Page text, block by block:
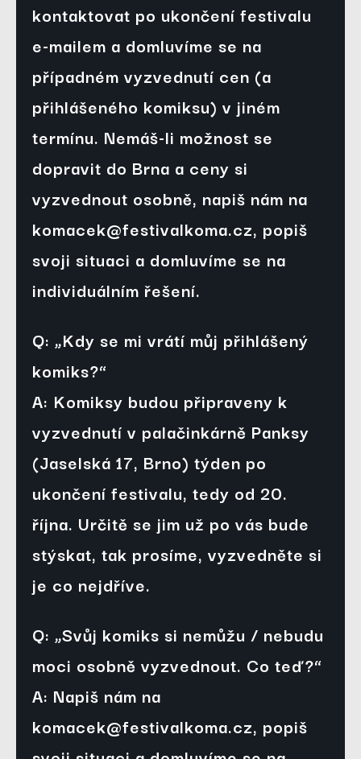
kontaktovat po ukončení festivalu
e-mailem a domluvíme se na
případném vyzvednutí cen (a
přihlášeného komiksu) v jiném
termínu. Nemáš-li možnost se
dopravit do Brna a ceny si
vyzvednout osobně, napiš nám na
komacek@festivalkoma.cz, popiš
svoji situaci a domluvíme se na
individuálním řešení.
Q: „Kdy se mi vrátí můj přihlášený
komiks?“
A: Komiksy budou připraveny k
vyzvednutí v palačinkárně Panksy
(Jaselská 17, Brno) týden po
ukončení festivalu, tedy od 20.
října. Určitě se jim už po vás bude
stýskat, tak prosíme, vyzvedněte si
je co nejdříve.
Q: „Svůj komiks si nemůžu / nebudu
moci osobně vyzvednout. Co teď?“
A: Napiš nám na
komacek@festivalkoma.cz, popiš